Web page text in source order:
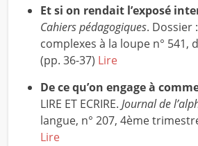
Et si on rendait l’exposé
Cahiers pédagogiques. Dossier
complexes à la loupe n° 541,
(pp. 36-37) Lire
De ce qu’on engage à
LIRE ET ECRIRE. Journal de
langue, n° 207, 4ème
Lire